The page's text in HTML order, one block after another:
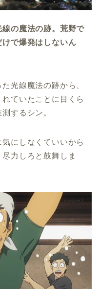
線の魔法の跡。荒野で
で爆発はしないん
光線魔法の跡から、
ていたことに目くら
するシン。
にしなくていいから
力しろと鼓舞しま